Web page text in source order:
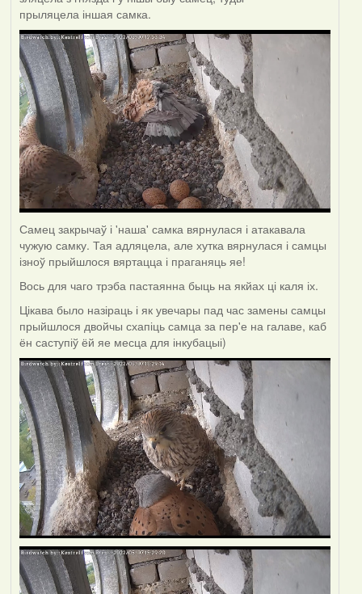
прыляцела іншая самка.
Самец закрычаў і 'наша' самка вярнулася і атакавала
чужую самку. Тая адляцела, але хутка вярнулася і самцы
ізноў прыйшлося вяртацца і праганяць яе!
Вось для чаго трэба пастаянна быць на якйах ці каля іх.
Цікава было назіраць і як увечары пад час замены самцы
прыйшлося двойчы схапіць самца за пер'е на галаве, каб
ён саступіў ёй яе месца для інкубацыі)